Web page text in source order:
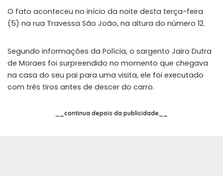
O fato aconteceu no início da noite desta terça-feira
(5) na rua Travessa São João, na altura do número 12.
Segundo informações da Polícia, o sargento Jairo Dutra
de Moraes foi surpreendido no momento que chegava
na casa do seu pai para uma visita, ele foi executado
com três tiros antes de descer do carro.
__continua depois da publicidade__